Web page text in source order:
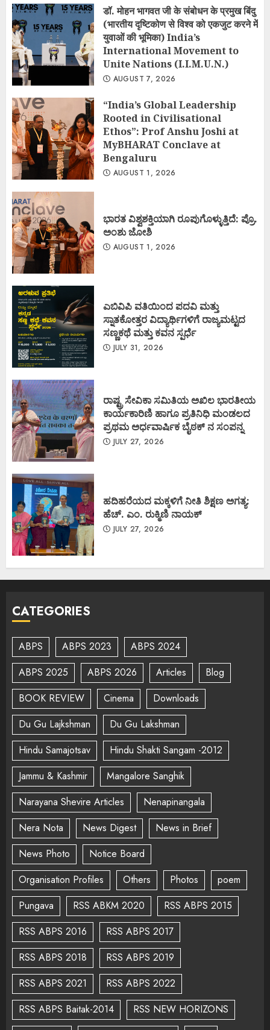
डॉ. मोहन भागवत जी के संबोधन के प्रमुख बिंदु
(भारतीय दृष्टिकोण से विश्व को एकजुट करने में
युवाओं की भूमिका) India’s
International Movement to
Unite Nations (I.I.M.U.N.)
AUGUST 7, 2026
“India’s Global Leadership
Rooted in Civilisational
Ethos”: Prof Anshu Joshi at
MyBHARAT Conclave at
Bengaluru
AUGUST 1, 2026
ಭಾರತ ವಿಶ್ವಶಕ್ತಿಯಾಗಿ ರೂಪುಗೊಳ್ಳುತ್ತಿದೆ: ಪ್ರೊ.
ಅಂಶು ಜೋಶಿ
AUGUST 1, 2026
ಎಬಿವಿಪಿ ವತಿಯಿಂದ ಪದವಿ ಮತ್ತು
ಸ್ನಾತಕೋತ್ತರ ವಿದ್ಯಾರ್ಥಿಗಳಿಗೆ ರಾಜ್ಯಮಟ್ಟದ
ಸಣ್ಣಕಥೆ ಮತ್ತು ಕವನ ಸ್ಪರ್ಧೆ
JULY 31, 2026
ರಾಷ್ಟ್ರ ಸೇವಿಕಾ ಸಮಿತಿಯ ಅಖಿಲ ಭಾರತೀಯ
ಕಾರ್ಯಕಾರಿಣಿ ಹಾಗೂ ಪ್ರತಿನಿಧಿ ಮಂಡಲದ
ಪ್ರಥಮ ಅರ್ಧವಾರ್ಷಿಕ ಬೈಠಕ್ ನ ಸಂಪನ್ನ
JULY 27, 2026
ಹದಿಹರೆಯದ ಮಕ್ಕಳಿಗೆ ನೀತಿ ಶಿಕ್ಷಣ ಅಗತ್ಯ:
ಹೆಚ್. ಎಂ. ರುಕ್ಮಿಣಿ ನಾಯಕ್
JULY 27, 2026
CATEGORIES
ABPS ABPS 2023
ABPS 2024
ABPS 2025
ABPS 2026 Articles
Blog
BOOK REVIEW
Cinema
Downloads
Du Gu Lajkshman
Du Gu Lakshman
Hindu Samajotsav
Hindu Shakti Sangam -2012
Jammu & Kashmir
Mangalore Sanghik
Narayana Shevire Articles
Nenapinangala
Nera Nota
News Digest
News in Brief
News Photo
Notice Board
Organisation Profiles
Others Photos
poem
Pungava
RSS ABKM 2020
RSS ABPS 2015
RSS ABPS 2016
RSS ABPS 2017
RSS ABPS 2018
RSS ABPS 2019
RSS ABPS 2021
RSS ABPS 2022
RSS ABPS Baitak-2014
RSS NEW HORIZONS